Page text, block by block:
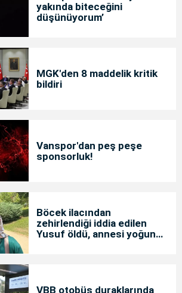
yakında biteceğini
düşünüyorum’
MGK'den 8 maddelik kritik
bildiri
Vanspor'dan peş peşe
sponsorluk!
Böcek ilacından
zehirlendiği iddia edilen
Yusuf öldü, annesi yoğun
VBB otobüs duraklarında